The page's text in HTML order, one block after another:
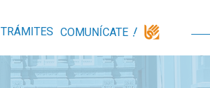
TRÁMITES COMUNÍCATE